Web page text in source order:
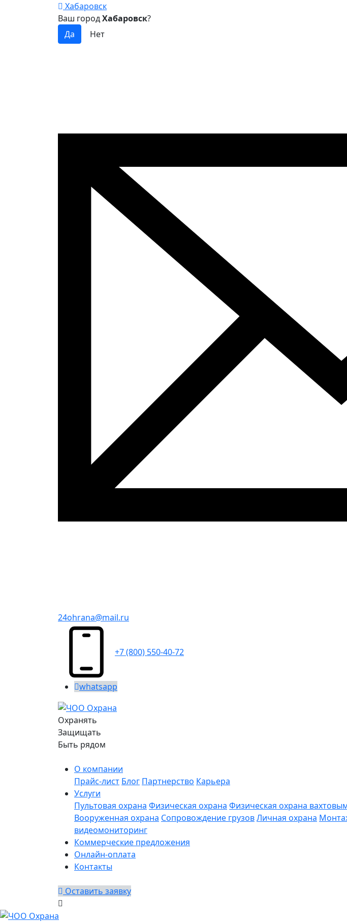
Хабаровск
Ваш городХабаровск?
24ohrana@mail.ru
+7 (800) 550-40-72
whatsapp
Охранять
Защищать
Быть рядом
О компании
Прайс-лист Блог Партнерство Карьера
Услуги
Пультовая охрана Физическая охрана Физическая охрана
Вооруженная охрана Сопровождение грузовЛичная охрана
видеомониторинг
Коммерческие предложения
Онлайн-оплата
Контакты
Оставить заявку